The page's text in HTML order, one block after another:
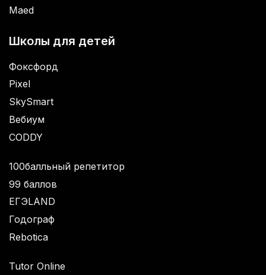
Maed
Школы для детей
Фоксфорд
Pixel
SkySmart
Вебиум
CODDY
100балльный репетитор
99 баллов
ЕГЭLAND
Годограф
Rebotica
Tutor Online